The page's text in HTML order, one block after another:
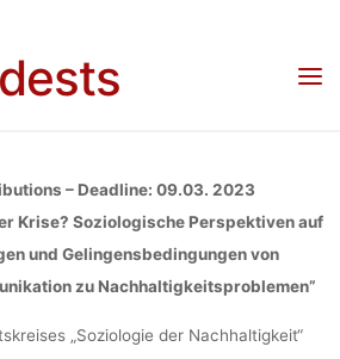
dests
for Contributions: “Wissenstransfer in der Krise?
Herausforderungen und Gelingensbedingungen von
zu Nachhaltigkeitsproblemen”, 01.-02.06.2023,
– Deadline: 09.03. 2023
Krise? Soziologische Perspektiven auf
und Gelingensbedingungen von
zu Nachhaltigkeitsproblemen”
„Soziologie der Nachhaltigkeit“